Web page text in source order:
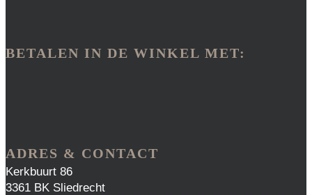
BETALEN IN DE WINKEL MET:
ADRES & CONTACT
Kerkbuurt 86
3361 BK Sliedrecht